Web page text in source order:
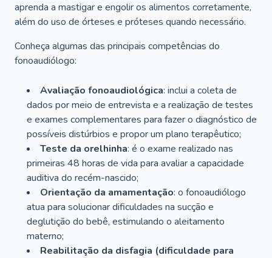
aprenda a mastigar e engolir os alimentos corretamente,
além do uso de órteses e próteses quando necessário.
Conheça algumas das principais competências do
fonoaudiólogo:
Avaliação fonoaudiológica: inclui a coleta de
dados por meio de entrevista e a realização de testes
e exames complementares para fazer o diagnóstico de
possíveis distúrbios e propor um plano terapêutico;
Teste da orelhinha: é o exame realizado nas
primeiras 48 horas de vida para avaliar a capacidade
auditiva do recém-nascido;
Orientação da amamentação: o fonoaudiólogo
atua para solucionar dificuldades na sucção e
deglutição do bebê, estimulando o aleitamento
materno;
Reabilitação da disfagia (dificuldade para